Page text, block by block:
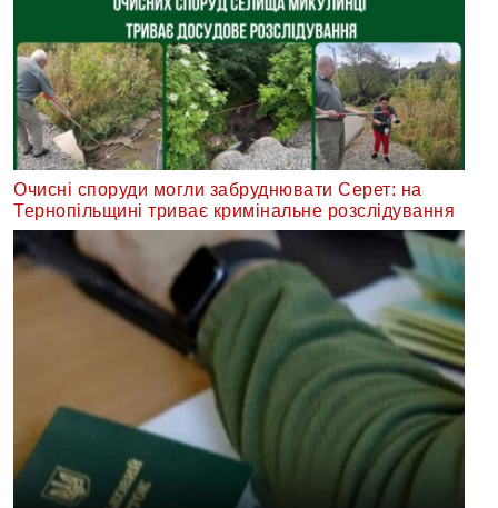
Очисні споруди могли забруднювати Серет: на
Тернопільщині триває кримінальне розслідування